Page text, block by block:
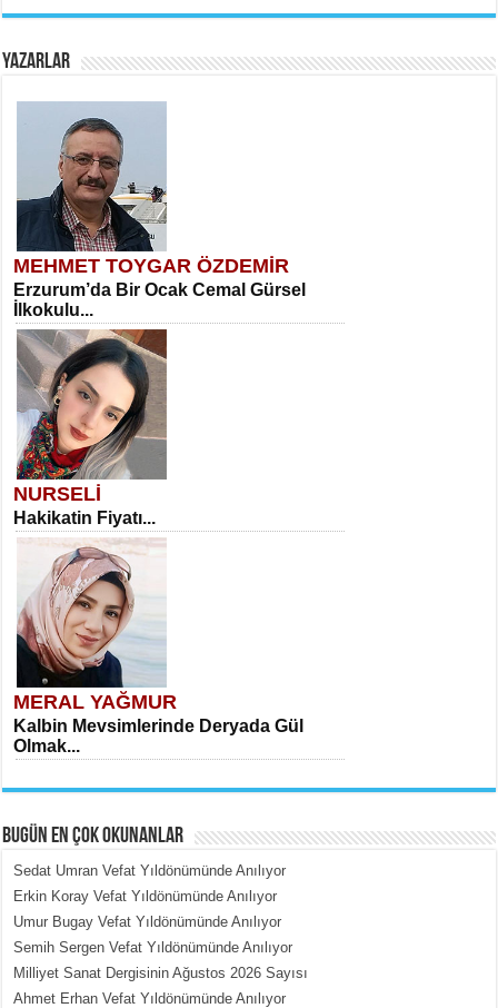
YAZARLAR
MEHMET TOYGAR ÖZDEMİR
Erzurum’da Bir Ocak Cemal Gürsel
İlkokulu...
NURSELİ
Hakikatin Fiyatı...
MERAL YAĞMUR
Kalbin Mevsimlerinde Deryada Gül
Olmak...
MEHMET ÇOBAN
İçerdeki Put Dışardaki Maskeler...
BUGÜN EN ÇOK OKUNANLAR
Sedat Umran Vefat Yıldönümünde Anılıyor
Erkin Koray Vefat Yıldönümünde Anılıyor
Umur Bugay Vefat Yıldönümünde Anılıyor
Semih Sergen Vefat Yıldönümünde Anılıyor
Milliyet Sanat Dergisinin Ağustos 2026 Sayısı
Ahmet Erhan Vefat Yıldönümünde Anılıyor